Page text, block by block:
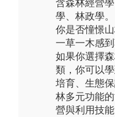
含森林經營
學、林政學。
你是否憧憬
一草一木感到
如果你選擇
類，你可以
培育、生態
林多元功能
營與利用技